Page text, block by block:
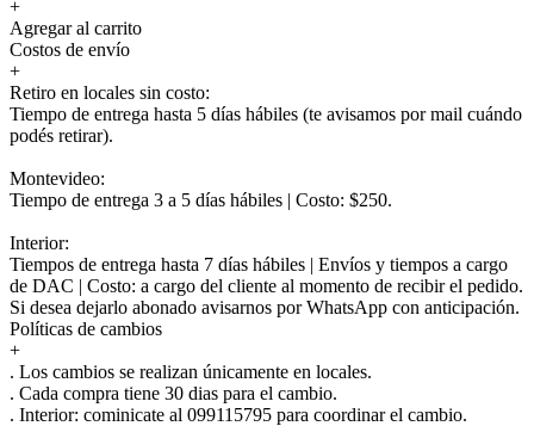
+
Agregar al carrito
Costos de envío
+
Retiro en locales sin costo:
Tiempo de entrega hasta 5 días hábiles (te avisamos por mail cuándo
podés retirar).
Montevideo:
Tiempo de entrega 3 a 5 días hábiles | Costo: $250.
Interior:
Tiempos de entrega hasta 7 días hábiles | Envíos y tiempos a cargo
de DAC | Costo: a cargo del cliente al momento de recibir el pedido.
Si desea dejarlo abonado avisarnos por WhatsApp con anticipación.
Políticas de cambios
+
. Los cambios se realizan únicamente en locales.
. Cada compra tiene 30 dias para el cambio.
. Interior: cominicate al 099115795 para coordinar el cambio.